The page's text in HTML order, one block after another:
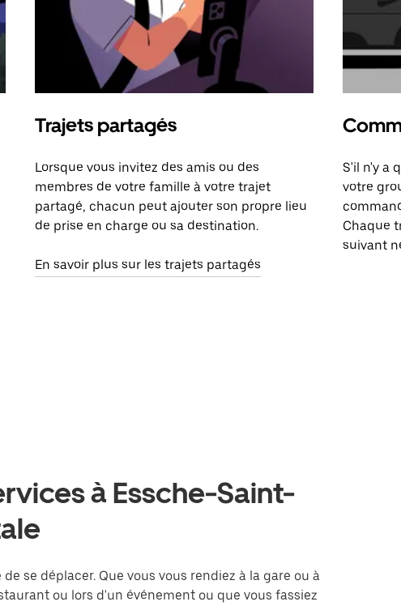
Trajets partagés
Lorsque vous invitez des amis ou des
membres de votre famille à votre trajet
partagé, chacun peut ajouter son propre lieu
de prise en charge ou sa destination.
En savoir plus sur les trajets partagés
S'il n'y a
votre
Chaque
suivant
à Essche-Saint-
se déplacer. Que vous vous rendiez à la gare ou à
ou lors d'un événement ou que vous fassiez